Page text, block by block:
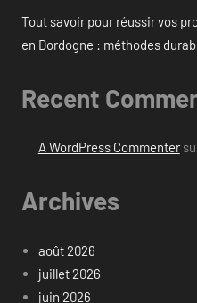
Tout savoir pour réussir vos
en Dordogne : méthodes
Recent
A WordPress Commenter
Archives
août 2026
juillet 2026
juin 2026